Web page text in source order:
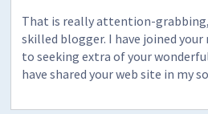
That is really attention-grabbing,
skilled blogger. I have joined your
to seeking extra of your
have shared your web site in my